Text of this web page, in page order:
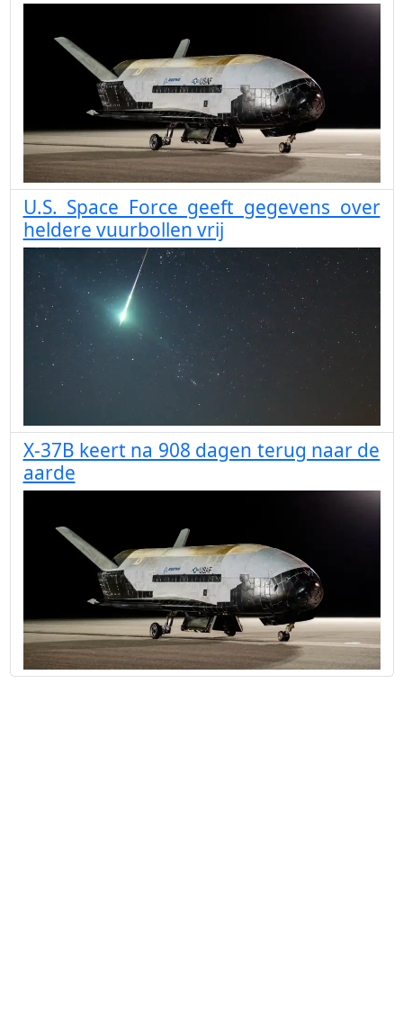
U.S. Space Force geeft gegevens over
heldere vuurbollen vrij
X-37B keert na 908 dagen terug naar de
aarde